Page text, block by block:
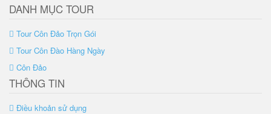
DANH MỤC TOUR
Tour Côn Đảo Trọn Gói
Tour Côn Đào Hàng Ngày
Côn Đảo
THÔNG TIN
Điều khoản sử dụng